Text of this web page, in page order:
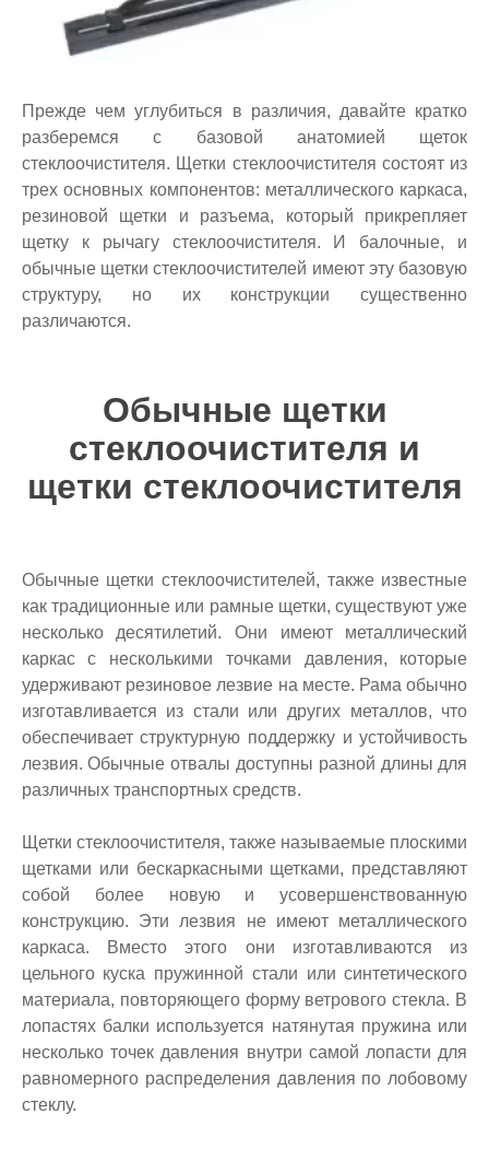
Прежде чем углубиться в различия, давайте кратко
разберемся с базовой анатомией щеток
стеклоочистителя. Щетки стеклоочистителя состоят из
трех основных компонентов: металлического каркаса,
резиновой щетки и разъема, который прикрепляет
щетку к рычагу стеклоочистителя. И балочные, и
обычные щетки стеклоочистителей имеют эту базовую
структуру, но их конструкции существенно
различаются.
Обычные щетки
стеклоочистителя и
щетки стеклоочистителя
Обычные щетки стеклоочистителей, также известные
как традиционные или рамные щетки, существуют уже
несколько десятилетий. Они имеют металлический
каркас с несколькими точками давления, которые
удерживают резиновое лезвие на месте. Рама обычно
изготавливается из стали или других металлов, что
обеспечивает структурную поддержку и устойчивость
лезвия. Обычные отвалы доступны разной длины для
различных транспортных средств.
Щетки стеклоочистителя, также называемые плоскими
щетками или бескаркасными щетками, представляют
собой более новую и усовершенствованную
конструкцию. Эти лезвия не имеют металлического
каркаса. Вместо этого они изготавливаются из
цельного куска пружинной стали или синтетического
материала, повторяющего форму ветрового стекла. В
лопастях балки используется натянутая пружина или
несколько точек давления внутри самой лопасти для
равномерного распределения давления по лобовому
стеклу.